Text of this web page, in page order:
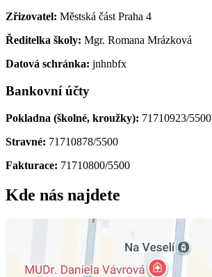
Zřizovatel: Městská část Praha 4
Ředitelka školy: Mgr. Romana Mrázková
Datová schránka: jnhnbfx
Bankovní účty
Pokladna (školné, kroužky): 71710923/5500
Stravné: 71710878/5500
Fakturace: 71710800/5500
Kde nás najdete